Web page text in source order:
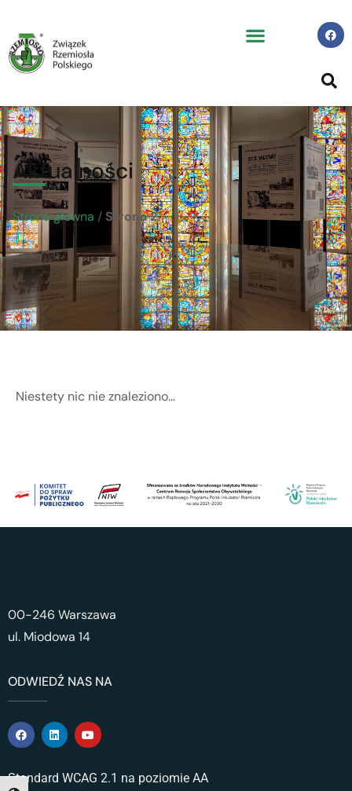
Aktualności
Strona główna / Strona 2
Niestety nic nie znaleziono...
00-246 Warszawa
ul. Miodowa 14
ODWIEDŹ NAS NA
Standard WCAG 2.1 na poziomie AA